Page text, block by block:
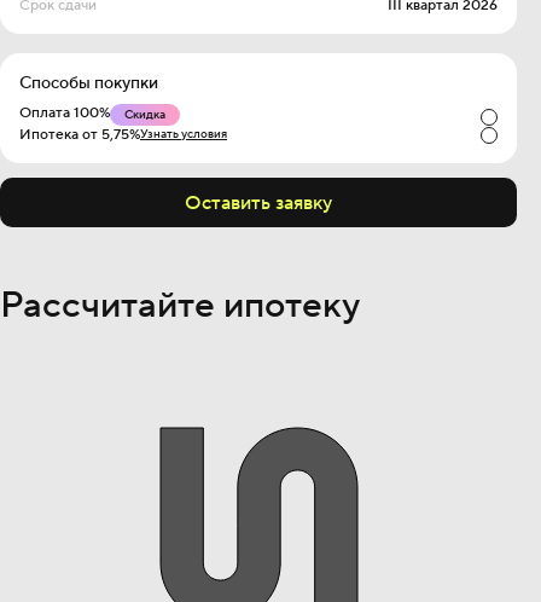
Срок сдачи III квартал 2026
Способы покупки
Оплата 100% Скидка
Ипотека от 5,75%Узнать условия
Оставить заявку
Рассчитайте ипотеку